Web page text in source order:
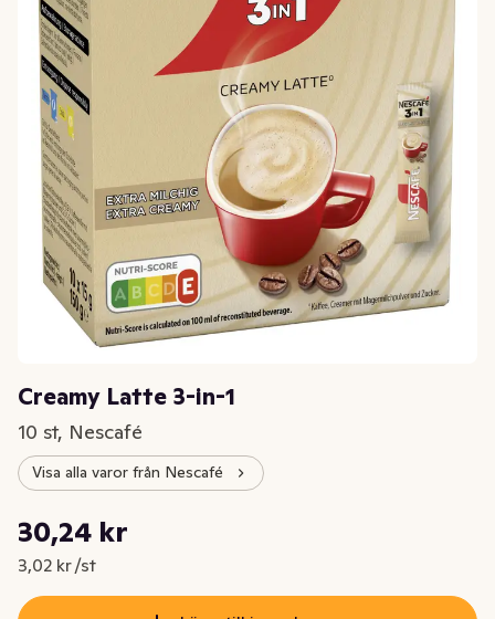
Creamy Latte 3-in-1
10 st, Nescafé
Visa alla varor från Nescafé
Nuvarande pris är: 30,24 kr
30,24 kr
3,02 kr /st
Styckpris: 3,02 kr /st